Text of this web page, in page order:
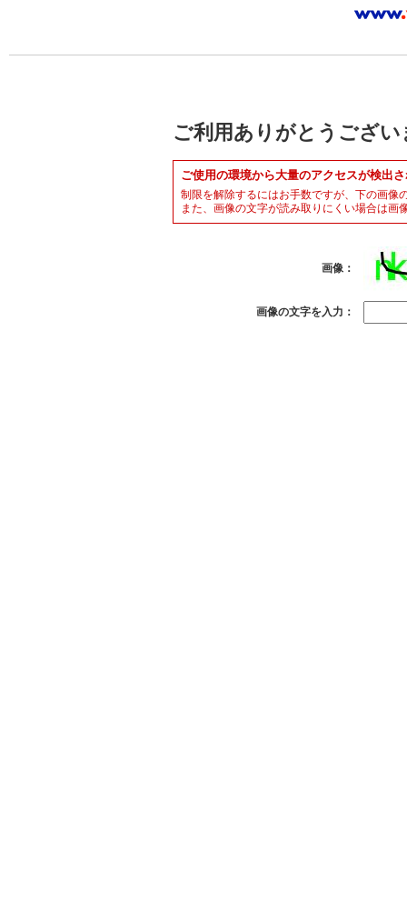
ご利用ありがとうござい
ご使用の環境から大量のアクセスが検出
制限を解除するにはお手数ですが、下の画像
また、画像の文字が読み取りにくい場合は画
画像：
画像の文字を入力：